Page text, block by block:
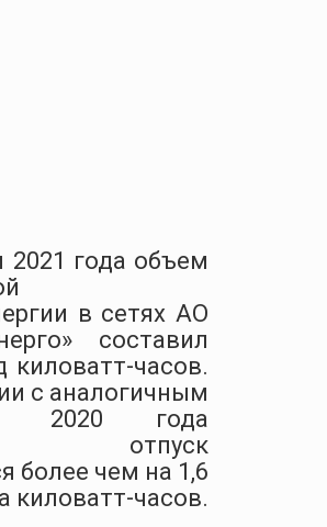
2021 года объем
в сетях АО
составил
киловатт-часов.
с аналогичным
2020 года
отпуск
более чем на 1,6
киловатт-часов.